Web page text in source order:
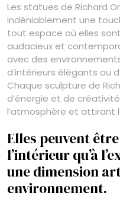
Les statues de Richard
indéniablement une
tout espace où elles
audacieux et
avec des environnements
d’intérieurs élégants ou
Chaque sculpture de
d’énergie et de
l’atmosphère et attirant
Elles peuvent
l’intérieur qu’à
une dimension
environnement.